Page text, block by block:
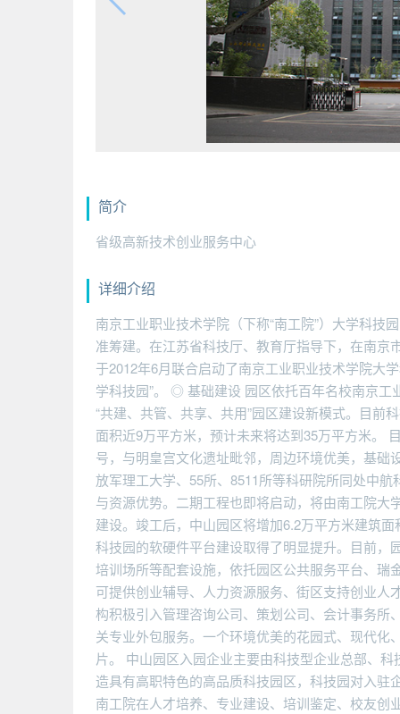
简介
省级高新技术创业服务中心
详细介绍
南京工业职业技术学院（下称“南工院”）大学科技
准筹建。在江苏省科技厅、教育厅指导下，在南
于2012年6月联合启动了南京工业职业技术学院大
学科技园”。 ◎ 基础建设 园区依托百年名校南京
“共建、共管、共享、共用”园区建设新模式。目前
面积近9万平方米，预计未来将达到35万平方米。
号，与明皇宫文化遗址毗邻，周边环境优美，基
放军理工大学、55所、8511所等科研院所同处中
与资源优势。二期工程也即将启动，将由南工院
建设。竣工后，中山园区将增加6.2万平方米建筑
科技园的软硬件平台建设取得了明显提升。目前
培训场所等配套设施，依托园区公共服务平台、
可提供创业辅导、人力资源服务、街区支持创业
构积极引入管理咨询公司、策划公司、会计事务
关专业外包服务。一个环境优美的花园式、现代
片。 中山园区入园企业主要由科技型企业总部、
造具有高职特色的高品质科技园区，科技园对入
南工院在人才培养、专业建设、培训鉴定、校友创